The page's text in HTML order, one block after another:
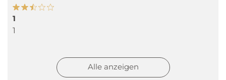
1
1
Alle anzeigen